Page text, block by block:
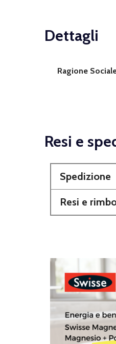
Dettagli
Ragione
Resi e
Spedizione
Resi e